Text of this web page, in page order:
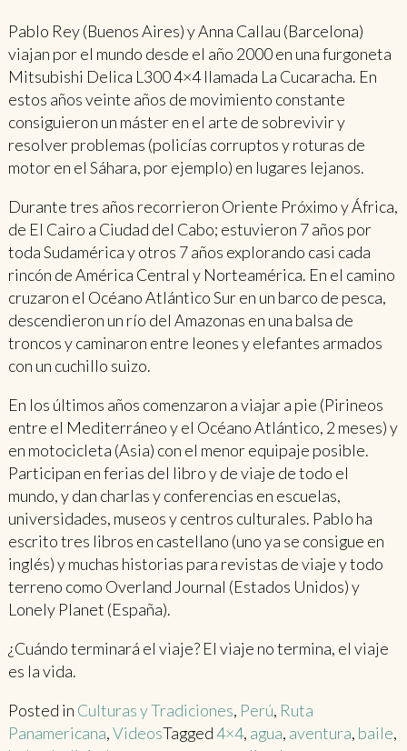
Pablo Rey (Buenos Aires) y Anna Callau (Barcelona)
viajan por el mundo desde el año 2000 en una furgoneta
Mitsubishi Delica L300 4×4 llamada La Cucaracha. En
estos años veinte años de movimiento constante
consiguieron un máster en el arte de sobrevivir y
resolver problemas (policías corruptos y roturas de
motor en el Sáhara, por ejemplo) en lugares lejanos.
Durante tres años recorrieron Oriente Próximo y África,
de El Cairo a Ciudad del Cabo; estuvieron 7 años por
toda Sudamérica y otros 7 años explorando casi cada
rincón de América Central y Norteamérica. En el camino
cruzaron el Océano Atlántico Sur en un barco de pesca,
descendieron un río del Amazonas en una balsa de
troncos y caminaron entre leones y elefantes armados
con un cuchillo suizo.
En los últimos años comenzaron a viajar a pie (Pirineos
entre el Mediterráneo y el Océano Atlántico, 2 meses) y
en motocicleta (Asia) con el menor equipaje posible.
Participan en ferias del libro y de viaje de todo el
mundo, y dan charlas y conferencias en escuelas,
universidades, museos y centros culturales. Pablo ha
escrito tres libros en castellano (uno ya se consigue en
inglés) y muchas historias para revistas de viaje y todo
terreno como Overland Journal (Estados Unidos) y
Lonely Planet (España).
¿Cuándo terminará el viaje? El viaje no termina, el viaje
es la vida.
Posted in Culturas y Tradiciones, Perú, Ruta
Panamericana,VideosTagged4×4, agua, aventura, baile,